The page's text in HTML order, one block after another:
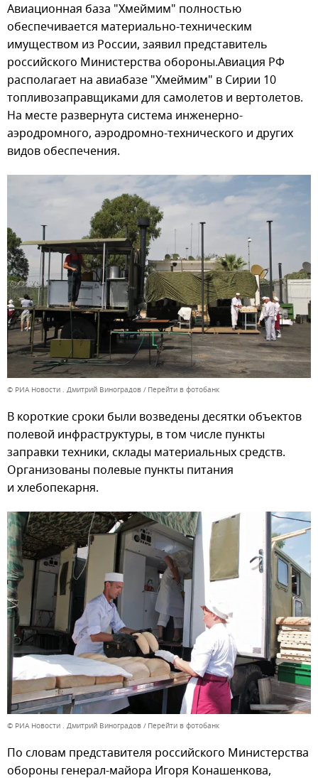
Авиационная база "Хмеймим" полностью
обеспечивается материально-техническим
имуществом из России, заявил представитель
российского Министерства обороны.Авиация РФ
располагает на авиабазе "Хмеймим" в Сирии 10
топливозаправщиками для самолетов и вертолетов.
На месте развернута система инженерно-
аэродромного, аэродромно-технического и других
видов обеспечения.
© РИА Новости . Дмитрий Виноградов Перейти в фотобанк
В короткие сроки были возведены десятки объектов
полевой инфраструктуры, в том числе пункты
заправки техники, склады материальных средств.
Организованы полевые пункты питания
и хлебопекарня.
© РИА Новости . Дмитрий Виноградов Перейти в фотобанк
По словам представителя российского Министерства
обороны генерал-майора Игоря Конашенкова,